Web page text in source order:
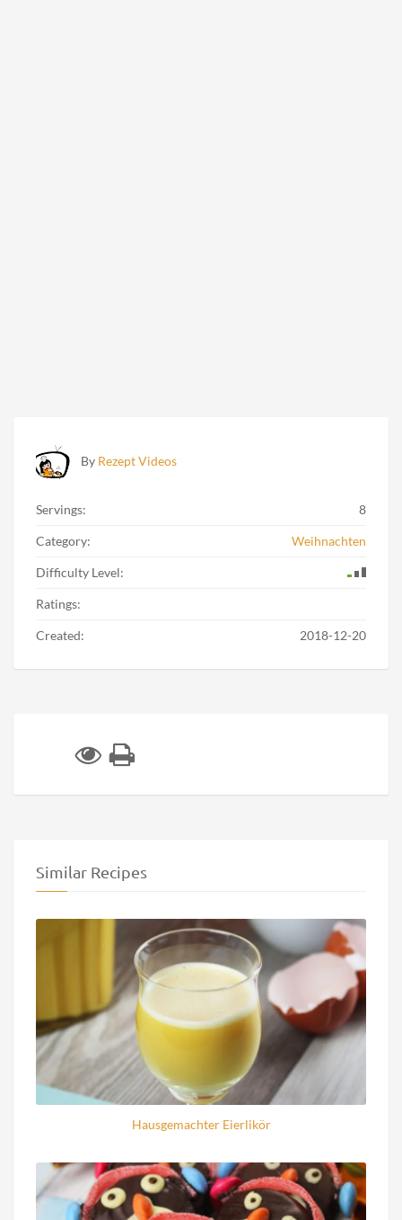
By Rezept Videos
Servings: 8
Category: Weihnachten
Difficulty Level:
Ratings:
Created: 2018-12-20
Similar Recipes
Hausgemachter Eierlikör